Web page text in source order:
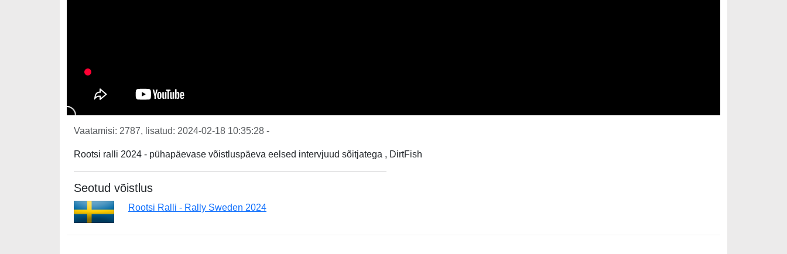
Vaatamisi: 2787, lisatud: 2024-02-18 10:35:28 -
Rootsi ralli 2024 - pühapäevase võistluspäeva eelsed intervjuud sõitjatega , DirtFish
Seotud võistlus
Rootsi Ralli - Rally Sweden 2024